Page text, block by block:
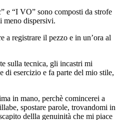
e “I VO” sono composti da strofe
meno dispersivi.
a registrare il pezzo e in un’ora al
sulla tecnica, gli incastri mi
di esercizio e fa parte del mio stile,
in mano, perchè comincerei a
spostare parole, trovandomi in
dellla genuinità che mi piace